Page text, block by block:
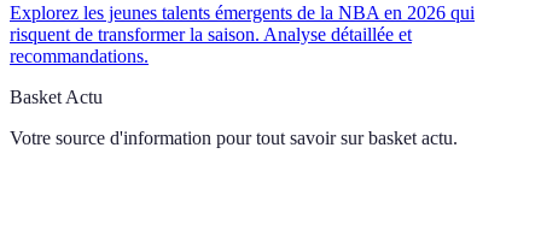
Explorez les jeunes talents émergents de la NBA en 2026 qui
risquent de transformer la saison. Analyse détaillée et
recommandations.
Basket Actu
Votre source d'information pour tout savoir sur basket actu.